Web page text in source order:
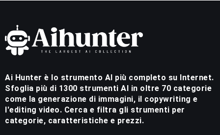
Ai Hunter è lo strumento AI più completo su Internet.
Sfoglia più di 1300 strumenti AI in oltre 70 categorie
come la generazione di immagini, il copywriting e
l'editing video. Cerca e filtra gli strumenti per
categorie, caratteristiche e prezzi.